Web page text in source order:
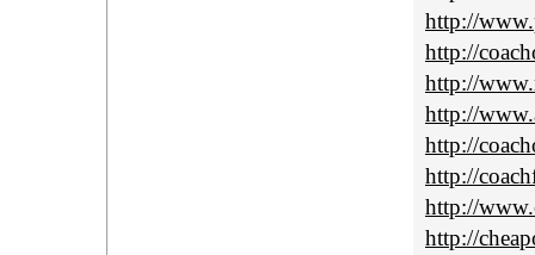
http://
http://
http://
http://
http://
http://
http://
http://